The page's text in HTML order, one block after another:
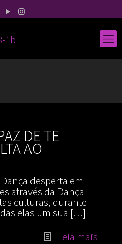
DE TE
AO
desperta em
através da Dança
culturas, durante
elas um sua […]
Leia mais